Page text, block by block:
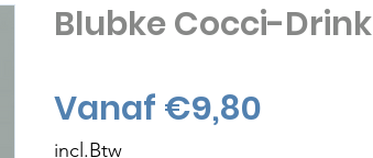
Blubke Cocci-Drink
Vanaf €9,80
incl.Btw